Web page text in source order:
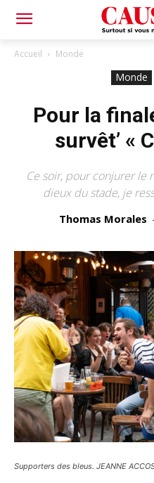
Accueil Monde
Monde
Pour la
survêt’ «
Ce soir, pour conjurer le
dieux du stade, je
Thomas Morales
Supporters des bleus. JEANNE